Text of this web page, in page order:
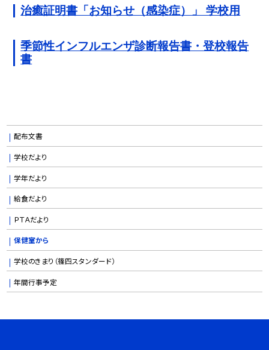
治癒証明書「お知らせ（感染症）」 学校用
季節性インフルエンザ診断報告書・登校報告
書
配布文書
学校だより
学年だより
給食だより
ＰＴＡだより
保健室から
学校のきまり（篠四スタンダード）
年間行事予定